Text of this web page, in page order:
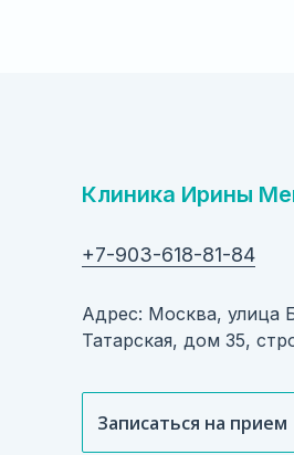
Клиника Ирины
Адрес: Москва, улица
Татарская, дом 35,
+7-903-618-81-84
Записаться на прием